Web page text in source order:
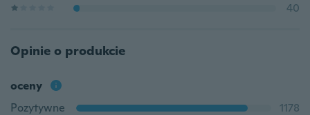
40
Opinie o produkcie
oceny
Pozytywne
1178